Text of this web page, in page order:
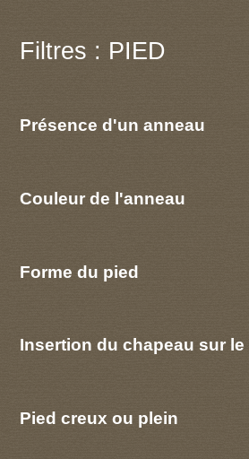
Filtres : PIED
Présence d'un anneau
Couleur de l'anneau
Forme du pied
Insertion du chapeau sur le
Pied creux ou plein